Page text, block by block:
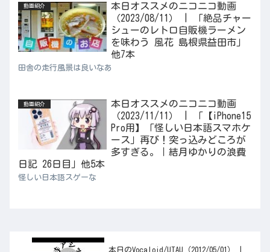
動画紹介
本日オススメのニコニコ動画
（2023/08/11） | 「絶品チャー
シューのレトロ自販機ラーメン
を味わう 風花 島根県益田市」
他7本
田舎の走行風景は良いなあ
動画紹介
本日オススメのニコニコ動画
（2023/11/11） | 「【iPhone15
Pro用】「怪しい日本語スマホケ
ース」再び！突っ込みどころが
多すぎる。｜結月ゆかりの浪費
日記 26日目」他5本
怪しい日本語スゲーな
本日のVocaloid/UTAU（2012/05/01） |